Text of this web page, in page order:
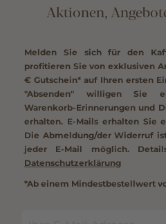
Aktionen,
Melden Sie sich für den
profitieren Sie von exklusiven
€ Gutschein* auf Ihren ersten
"Absenden" willigen Sie
Warenkorb-Erinnerungen und
erhalten. E-Mails erhalten Sie
Die Abmeldung/der Widerruf
jeder E-Mail möglich.
Datenschutzerklärung
*Ab einem Mindestbestellwert